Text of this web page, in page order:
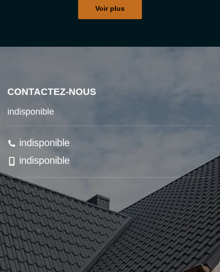
Voir plus
CONTACTEZ-NOUS
indisponible
indisponible
indisponible